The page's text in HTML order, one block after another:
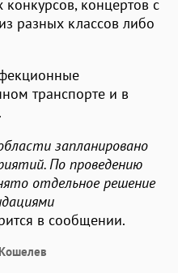
концертов с
разных классов либо
транспорте и в
запланировано
По проведению
отдельное решение
в сообщении.